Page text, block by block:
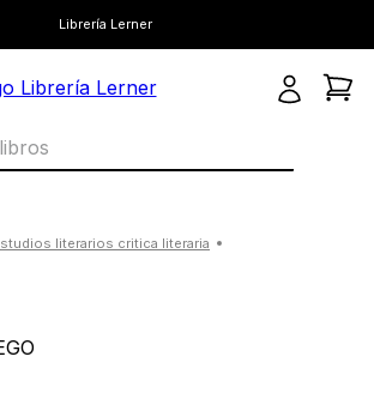
Librería Lerner
estudios literarios critica literaria